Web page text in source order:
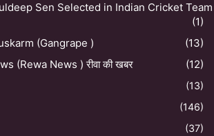
Sen Selected in Indian Cricket Team
(1)
(Gangrape )
(13)
(Rewa News ) रीवा की खबर
(12)
(13)
(146)
(37)